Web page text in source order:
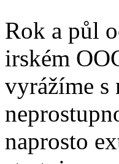
Rok a půl
irském
vyrážíme s
naprosto